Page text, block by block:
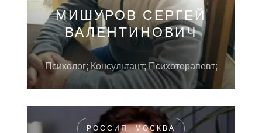
МИШУРОВ СЕРГЕЙ
ВАЛЕНТИНОВИЧ
Психолог; Консультант; Психотерапевт;
РОССИЯ, МОСКВА